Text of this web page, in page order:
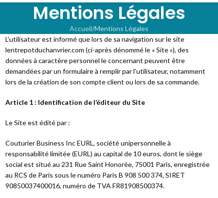
Mentions Légales
Accueil Mentions Légales
L’utilisateur est informé que lors de sa navigation sur le site
lentrepotduchanvrier.com (ci-après dénommé le « Site »), des
données à caractère personnel le concernant peuvent être
demandées par un formulaire à remplir par l’utilisateur, notamment
lors de la création de son compte client ou lors de sa commande.
Article 1 : Identification de l’éditeur du Site
Le Site est édité par :
Couturier Business Inc EURL, société unipersonnelle à
responsabilité limitée (EURL) au capital de 10 euros, dont le siège
social est situé au 231 Rue Saint Honorée, 75001 Paris, enregistrée
au RCS de Paris sous le numéro Paris B 908 500 374, SIRET
90850037400016, numéro de TVA FR81908500374.